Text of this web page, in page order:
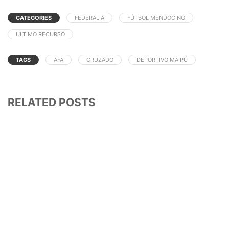
— Agustin (@AgustinRuiz10)January 26,
2021
CATEGORIES FEDERAL A FÚTBOL MENDOCINO
ÚLTIMO RECURSO
TAGS AFA CRUZADO DEPORTIVO MAIPÚ
RELATED POSTS